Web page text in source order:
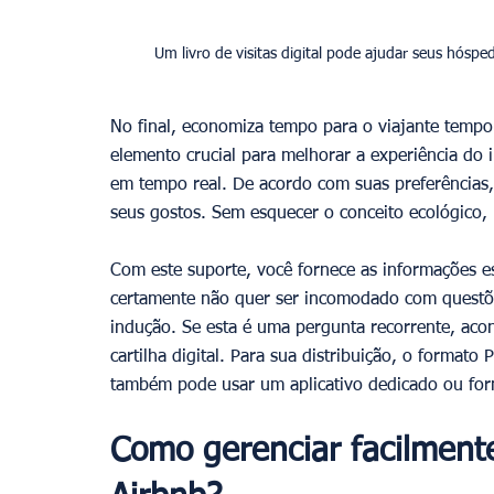
No final, economiza tempo para o viajante
elemento crucial para melhorar a experiência
em tempo real. De acordo com suas
seus gostos. Sem esquecer o conceito
Com este suporte, você fornece as informações
certamente não quer ser incomodado com
indução. Se esta é uma pergunta recorrente,
cartilha digital. Para sua distribuição, o formato
também pode usar um aplicativo dedicado ou
Como gerenciar